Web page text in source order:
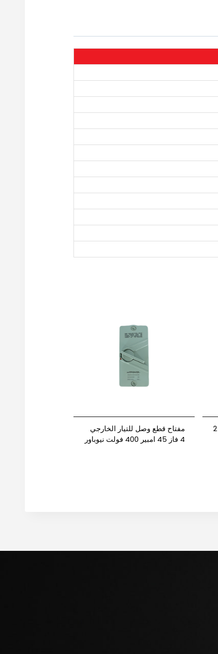
مفتاح قطع وصل التيار الخارجي 2
مفتاح قطع وصل للتيار الخارجي
4 فاز 45 امبير 400 فولت نيوباور